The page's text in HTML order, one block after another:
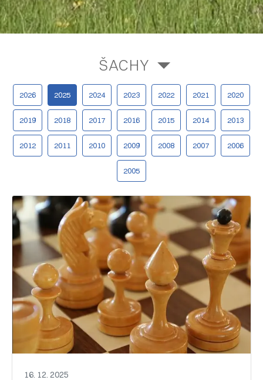
ŠACHY
2026 2025 2024 2023 2022 2021 2020
2019 2018 2017 2016 2015 2014 2013
2012 2011 2010 2009 2008 2007 2006
2005
16. 12. 2025